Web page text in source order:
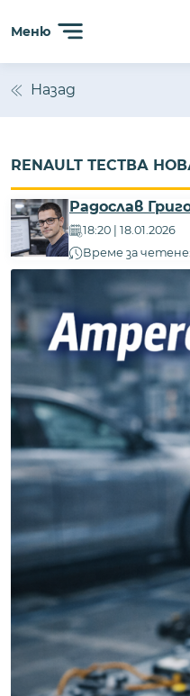
Меню
Назад
RENAULT ТЕСТВА
Радослав
18:20 | 18.01.2026
Време за